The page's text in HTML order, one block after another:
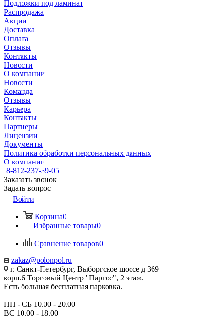
Подложки под ламинат
Распродажа
Акции
Доставка
Оплата
Отзывы
Контакты
Новости
О компании
Новости
Команда
Отзывы
Карьера
Контакты
Партнеры
Лицензии
Документы
Политика обработки персональных данных
О компании
8-812-237-39-05
Заказать звонок
Задать вопрос
Войти
Корзина0
Избранные товары0
Сравнение товаров0
zakaz@polonpol.ru
г. Санкт-Петербург, Выборгское шоссе д 369
корп.6 Торговый Центр "Паргос", 2 этаж.
Есть большая бесплатная парковка.
ПН - СБ 10.00 - 20.00
ВС 10.00 - 18.00